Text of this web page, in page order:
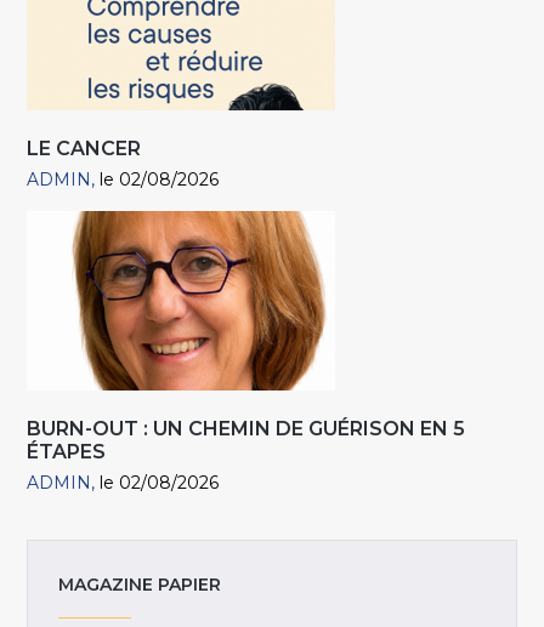
LE CANCER
ADMIN le 02/08/2026
BURN-OUT : UN CHEMIN DE GUÉRISON EN 5
ÉTAPES
ADMIN le 02/08/2026
MAGAZINE PAPIER